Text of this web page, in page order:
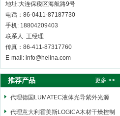
地址:大连保税区海航路9号
电话：86-0411-87187730
手机: 18804209403
联系人: 王经理
传真：86-411-87317760
E-mail: info@heilna.com
推荐产品 更多 >>
代理德国LUMATEC液体光导紫外光源
代理意大利霍美斯LOGICA木材干燥控制